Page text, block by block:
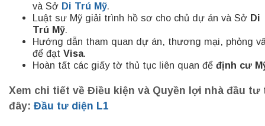
và Sở Di Trú Mỹ.
Luật sư Mỹ giải trình hồ sơ cho chủ dự án và Sở Di
Trú Mỹ.
Hướng dẫn tham quan dự án, thương mại, phỏng
để đạt Visa.
Hoàn tất các giấy tờ thủ tục liên quan để định cư
Xem chi tiết về Điều kiện và Quyền lợi nhà đầu tư
đây: Đầu tư diện L1